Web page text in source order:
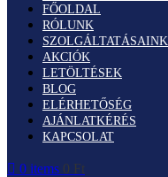
FŐOLDAL
RÓLUNK
SZOLGÁLTATÁSAINK
AKCIÓK
LETÖLTÉSEK
BLOG
ELÉRHETŐSÉG
AJÁNLATKÉRÉS
KAPCSOLAT
0 items 0 Ft